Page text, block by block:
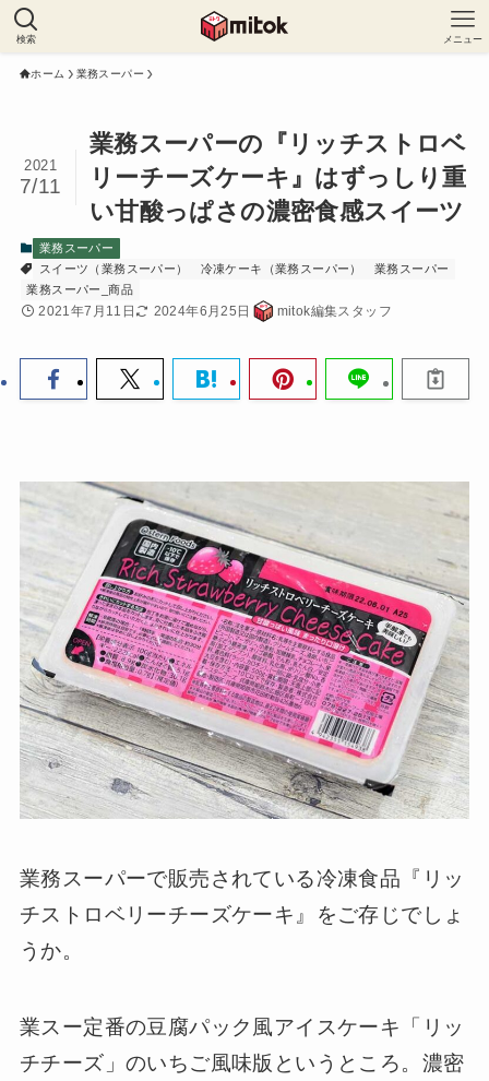
検索 メニュー
ホーム 業務スーパー
業務スーパーの『リッチストロベ
リーチーズケーキ』はずっしり重
い甘酸っぱさの濃密食感スイーツ
2021
7/11
業務スーパー
スイーツ（業務スーパー）
冷凍ケーキ（業務スーパー）
業務スーパー
業務スーパー_商品
2021年7月11日 2024年6月25日 mitok編集スタッフ
業務スーパーで販売されている冷凍食品『リッ
チストロベリーチーズケーキ』をご存じでしょ
うか。
業スー定番の豆腐パック風アイスケーキ「リッ
チチーズ」のいちご風味版というところ。濃密